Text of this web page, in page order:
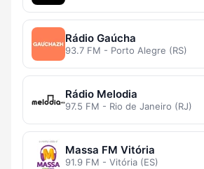
Rádio Gaúcha
93.7 FM - Porto Alegre (RS)
Rádio Melodia
97.5 FM - Rio de Janeiro (RJ)
Massa FM Vitória
91.9 FM - Vitória (ES)